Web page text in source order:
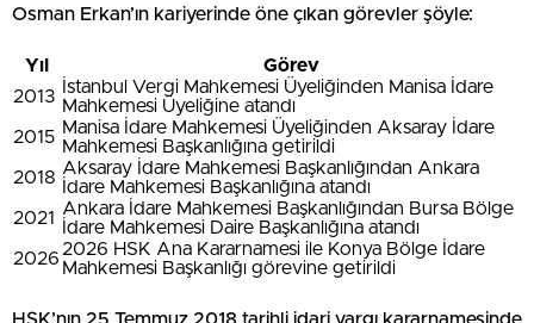
Osman Erkan’ın kariyerinde öne çıkan görevler şöyle:
Yıl
Görev
2013
İstanbul Vergi Mahkemesi Üyeliğinden Manisa İdare
Mahkemesi Üyeliğine atandı
2015 Manisa İdare Mahkemesi Üyeliğinden Aksaray İdare
Mahkemesi Başkanlığına getirildi
2018 Aksaray İdare Mahkemesi Başkanlığından Ankara
İdare Mahkemesi Başkanlığına atandı
2021 Ankara İdare Mahkemesi Başkanlığından Bursa Bölge
İdare Mahkemesi Daire Başkanlığına atandı
2026 2026 HSK Ana Kararnamesi ile Konya Bölge İdare
Mahkemesi Başkanlığı görevine getirildi